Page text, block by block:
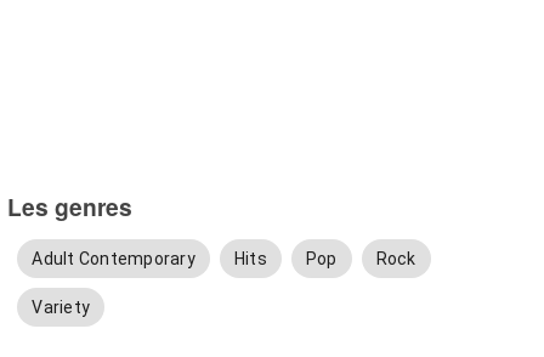
Les genres
Adult Contemporary Hits Pop Rock
Variety